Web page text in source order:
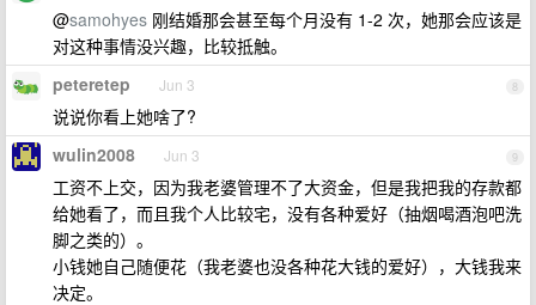
@samohyes 刚结婚那会甚至每个月没有 1-2 次，她那会应该是
对这种事情没兴趣，比较抵触。
8
peteretep Jun 3
说说你看上她啥了?
9
wulin2008 Jun 3
工资不上交，因为我老婆管理不了大资金，但是我把我的存款都
给她看了，而且我个人比较宅，没有各种爱好（抽烟喝酒泡吧洗
脚之类的）。
小钱她自己随便花（我老婆也没各种花大钱的爱好），大钱我来
决定。